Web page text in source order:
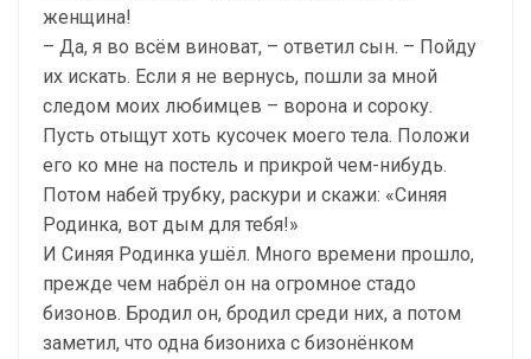
женщина!
– Да, я во всём виноват, – ответил сын. – Пойду
их искать. Если я не вернусь, пошли за мной
следом моих любимцев – ворона и сороку.
Пусть отыщут хоть кусочек моего тела. Положи
его ко мне на постель и прикрой чем-нибудь.
Потом набей трубку, раскури и скажи: «Синяя
Родинка, вот дым для тебя!»
И Синяя Родинка ушёл. Много времени прошло,
прежде чем набрёл он на огромное стадо
бизонов. Бродил он, бродил среди них, а потом
заметил, что одна бизониха с бизонёнком